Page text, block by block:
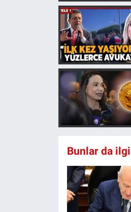
Bunlar da